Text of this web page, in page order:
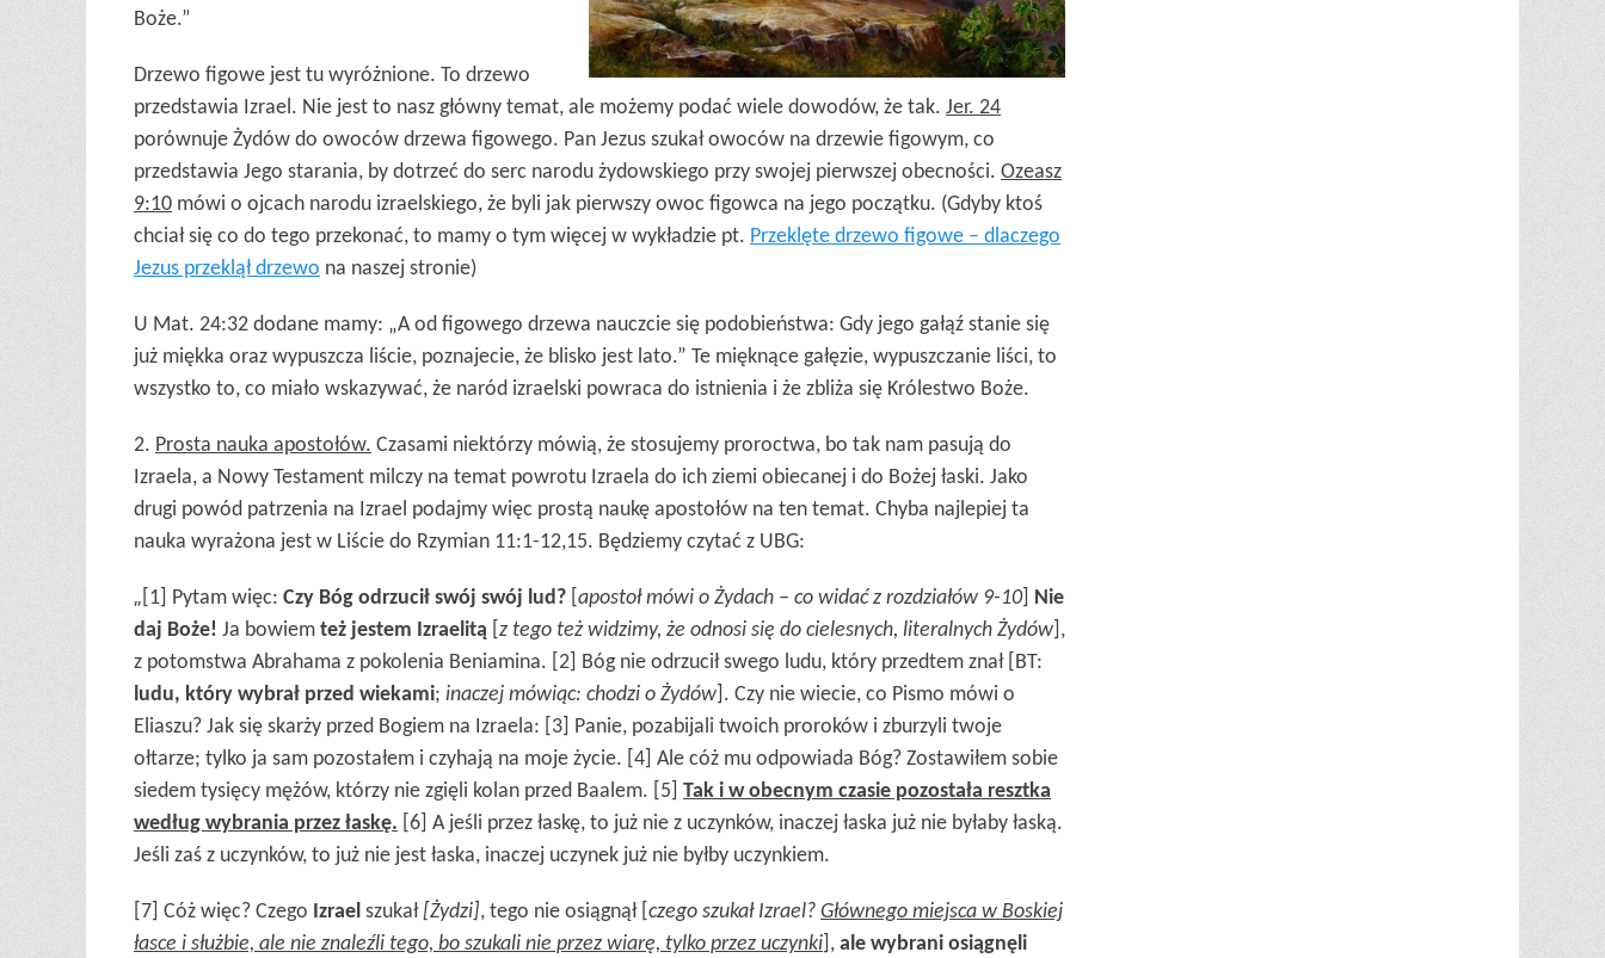
Boże.”
Drzewo figowe jest tu wyróżnione. To drzewo
przedstawia Izrael. Nie jest to nasz główny temat, ale możemy podać wiele dowodów, że tak. Jer. 24
porównuje Żydów do owoców drzewa figowego. Pan Jezus szukał owoców na drzewie figowym, co
przedstawia Jego starania, by dotrzeć do serc narodu żydowskiego przy swojej pierwszej obecności. Ozeasz
9:10 mówi o ojcach narodu izraelskiego, że byli jak pierwszy owoc figowca na jego początku. (Gdyby ktoś
chciał się co do tego przekonać, to mamy o tym więcej w wykładzie pt. Przeklęte drzewo figowe – dlaczego
Jezus przeklął drzewo na naszej stronie)
U Mat. 24:32 dodane mamy: „A od figowego drzewa nauczcie się podobieństwa: Gdy jego gałąź stanie się
już miękka oraz wypuszcza liście, poznajecie, że blisko jest lato.” Te mięknące gałęzie, wypuszczanie liści, to
wszystko to, co miało wskazywać, że naród izraelski powraca do istnienia i że zbliża się Królestwo Boże.
2. Prosta nauka apostołów. Czasami niektórzy mówią, że stosujemy proroctwa, bo tak nam pasują do
Izraela, a Nowy Testament milczy na temat powrotu Izraela do ich ziemi obiecanej i do Bożej łaski. Jako
drugi powód patrzenia na Izrael podajmy więc prostą naukę apostołów na ten temat. Chyba najlepiej ta
nauka wyrażona jest w Liście do Rzymian 11:1-12,15. Będziemy czytać z UBG:
„ [1] Pytam więc: Czy Bóg odrzucił swój swój lud? apostoł mówi o Żydach – co widać z rozdziałów 9-10] Nie
daj Boże! Ja bowiem też jestem Izraelitą z tego też widzimy, że odnosi się do cielesnych, literalnych Żydów ],
z potomstwa Abrahama z pokolenia Beniamina. [2] Bóg nie odrzucił swego ludu, który przedtem znał [BT:
ludu, który wybrał przed wiekami; inaczej mówiąc: chodzi o Żydów ]. Czy nie wiecie, co Pismo mówi o
Eliaszu? Jak się skarży przed Bogiem na Izraela: [3] Panie, pozabijali twoich proroków i zburzyli twoje
ołtarze; tylko ja sam pozostałem i czyhają na moje życie. [4] Ale cóż mu odpowiada Bóg? Zostawiłem sobie
siedem tysięcy mężów, którzy nie zgięli kolan przed Baalem. [5] Tak i w obecnym czasie pozostała resztka
według wybrania przez łaskę. [6] A jeśli przez łaskę, to już nie z uczynków, inaczej łaska już nie byłaby łaską.
Jeśli zaś z uczynków, to już nie jest łaska, inaczej uczynek już nie byłby uczynkiem.
[7] Cóż więc? Czego Izrael szukał [Żydzi], tego nie osiągnął [ czego szukał Izrael? Głównego miejsca w Boskiej
łasce i służbie, ale nie znaleźli tego, bo szukali nie przez wiarę, tylko przez uczynki ], ale wybrani osiągnęli